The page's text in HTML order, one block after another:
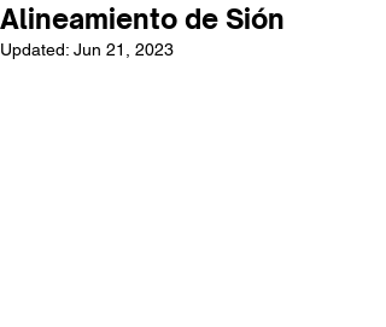
Alineamiento de Sión
Updated: Jun 21, 2023